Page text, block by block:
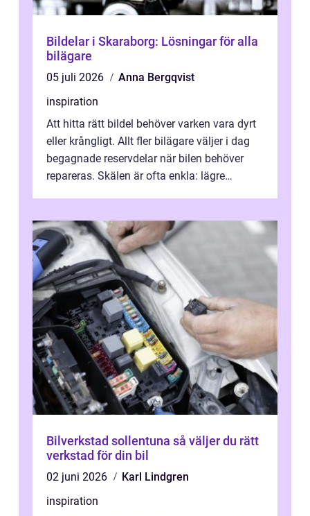
Bildelar i Skaraborg: Lösningar för alla
bilägare
05 juli 2026
Anna Bergqvist
inspiration
Att hitta rätt bildel behöver varken vara dyrt
eller krångligt. Allt fler bilägare väljer i dag
begagnade reservdelar när bilen behöver
repareras. Skälen är ofta enkla: lägre
Bilverkstad sollentuna så väljer du rätt
verkstad för din bil
02 juni 2026
Karl Lindgren
inspiration